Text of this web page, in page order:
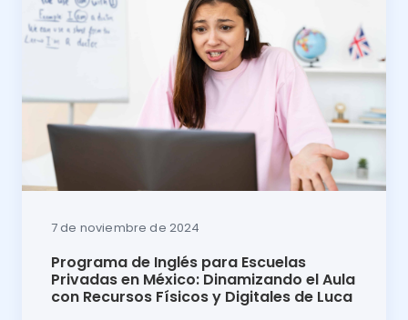
7 de noviembre de 2024
Programa de Inglés para Escuelas
Privadas en México: Dinamizando el Aula
con Recursos Físicos y Digitales de Luca